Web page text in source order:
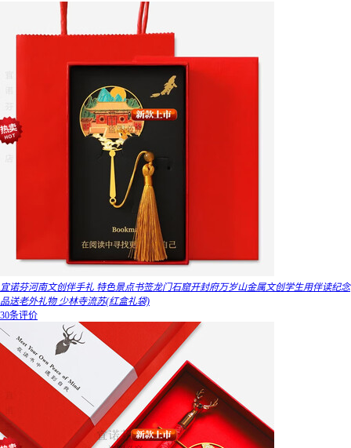
宜诺芬河南文创伴手礼 特色景点书签龙门石窟开封府万岁山金属文创学生用伴读纪念
品送老外礼物 少林寺流苏(红盒礼袋)
30条评价